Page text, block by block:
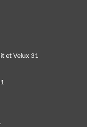
et Velux 31